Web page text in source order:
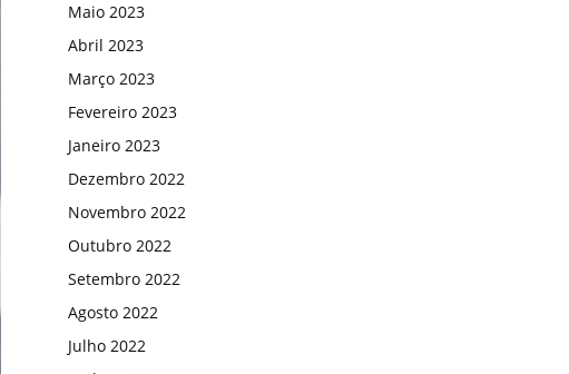
Maio 2023
Abril 2023
Março 2023
Fevereiro 2023
Janeiro 2023
Dezembro 2022
Novembro 2022
Outubro 2022
Setembro 2022
Agosto 2022
Julho 2022